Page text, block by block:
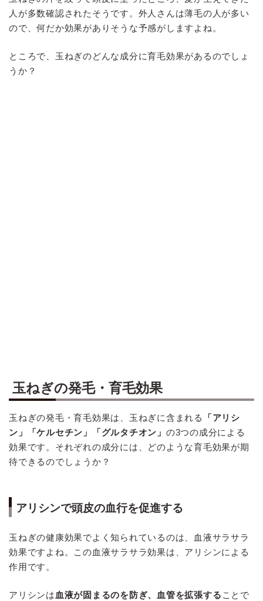
人が多数確認されたそうです。外人さんは薄毛の人が多い
ので、何だか効果がありそうな予感がしますよね。
ところで、玉ねぎのどんな成分に育毛効果があるのでしょ
うか？
玉ねぎの発毛・育毛効果
玉ねぎの発毛・育毛効果は、玉ねぎに含まれる
「アリシ
ン」「ケルセチン」「グルタチオン」 の3つの成分による
効果です。それぞれの成分には、どのような育毛効果が期
待できるのでしょうか？
アリシンで頭皮の血行を促進する
玉ねぎの健康効果でよく知られているのは、血液サラサラ
効果ですよね。この血液サラサラ効果は、アリシンによる
作用です。
アリシンは 血液が固まるのを防ぎ、血管を拡張する ことで